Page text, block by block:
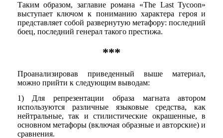
Таким образом, заглавие романа «The Last Tycoon»
выступает ключом к пониманию характера героя и
представляет собой развернутую метафору: последний
боец, последний генерал такого престижа.
***
Проанализировав приведенный выше материал,
можно прийти к следующим выводам:
1) Для репрезентации образа магната автором
используются различные языковые средства, как
нейтральные, так и стилистические окрашенные, в
основном метафоры (включая образные и авторские) и
сравнения.